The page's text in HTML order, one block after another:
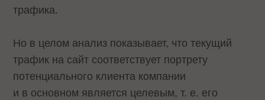
трафика.
Но в целом анализ показывает, что текущий
трафик на сайт соответствует портрету
потенциального клиента компании
и в основном является целевым, т. е. его